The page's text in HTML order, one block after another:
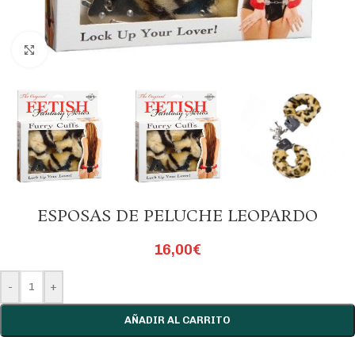
Click to enlarge
ESPOSAS DE PELUCHE LEOPARDO
16,00€
- +
AÑADIR AL CARRITO